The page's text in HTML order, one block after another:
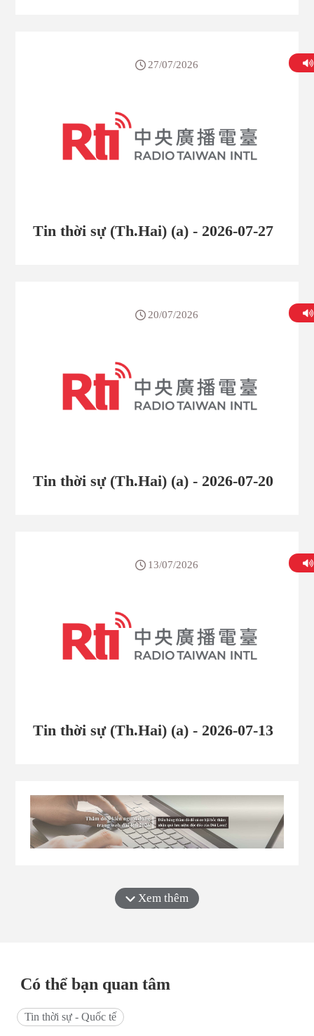
Tin thời sự (Th.Hai) (a) - 2026-07-27
27/07/2026
Tin thời sự (Th.Hai) (a) - 2026-07-20
20/07/2026
Tin thời sự (Th.Hai) (a) - 2026-07-13
13/07/2026
Xem thêm
Có thể bạn quan tâm
Tin thời sự - Quốc tế